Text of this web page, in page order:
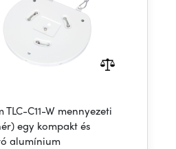
TLC-C11-W mennyezeti
egy kompakt és
alumínium